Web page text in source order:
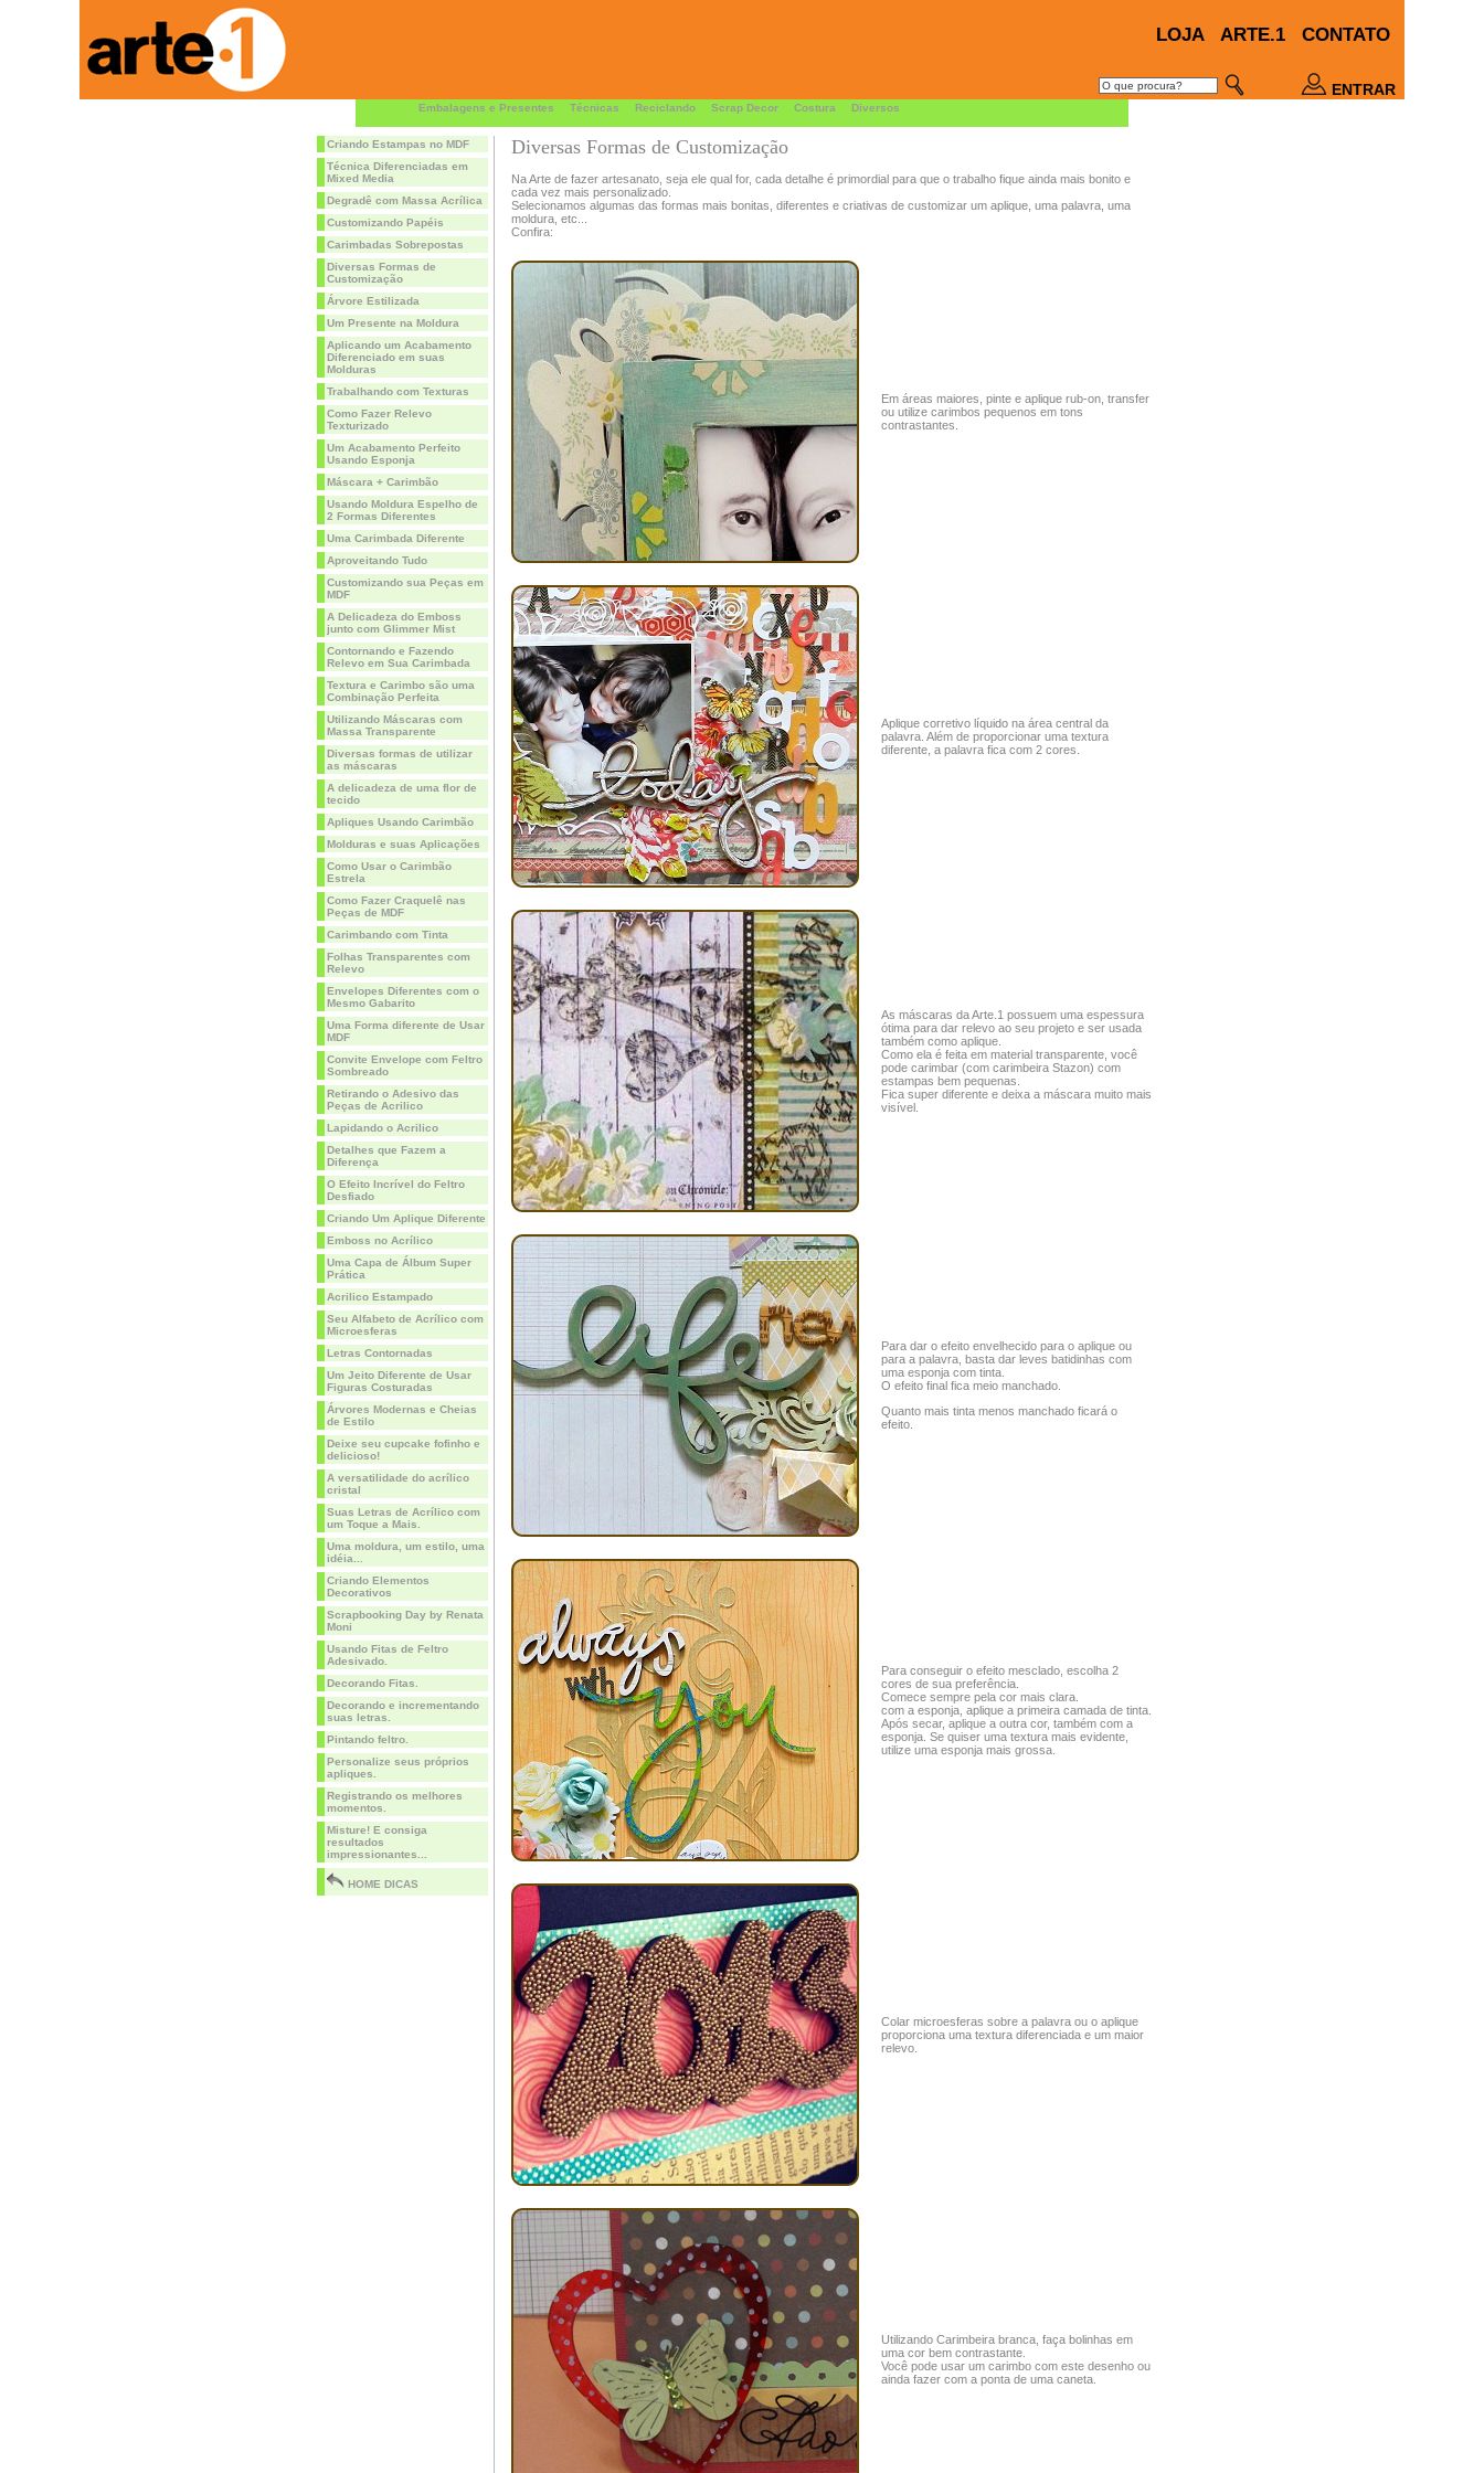
LOJA ARTE.1 CONTATO
ENTRAR
Embalagens e Presentes Técnicas Reciclando Scrap Decor Costura Diversos
Criando Estampas no MDF
Técnica Diferenciadas em
Mixed Media
Degradê com Massa Acrílica
Customizando Papéis
Carimbadas Sobrepostas
Diversas Formas de
Customização
Árvore Estilizada
Um Presente na Moldura
Aplicando um Acabamento
Diferenciado em suas
Molduras
Trabalhando com Texturas
Como Fazer Relevo
Texturizado
Um Acabamento Perfeito
Usando Esponja
Máscara + Carimbão
Usando Moldura Espelho de
2 Formas Diferentes
Uma Carimbada Diferente
Aproveitando Tudo
Customizando sua Peças em
MDF
A Delicadeza do Emboss
junto com Glimmer Mist
Contornando e Fazendo
Relevo em Sua Carimbada
Textura e Carimbo são uma
Combinação Perfeita
Utilizando Máscaras com
Massa Transparente
Diversas formas de utilizar
as máscaras
A delicadeza de uma flor de
tecido
Apliques Usando Carimbão
Molduras e suas Aplicações
Como Usar o Carimbão
Estrela
Como Fazer Craquelê nas
Peças de MDF
Carimbando com Tinta
Folhas Transparentes com
Relevo
Envelopes Diferentes com o
Mesmo Gabarito
Uma Forma diferente de Usar
MDF
Convite Envelope com Feltro
Sombreado
Retirando o Adesivo das
Peças de Acrilico
Lapidando o Acrilico
Detalhes que Fazem a
Diferença
O Efeito Incrível do Feltro
Desfiado
Criando Um Aplique Diferente
Emboss no Acrílico
Uma Capa de Álbum Super
Prática
Acrilico Estampado
Seu Alfabeto de Acrílico com
Microesferas
Letras Contornadas
Um Jeito Diferente de Usar
Figuras Costuradas
Árvores Modernas e Cheias
de Estilo
Deixe seu cupcake fofinho e
delicioso!
A versatilidade do acrílico
cristal
Suas Letras de Acrílico com
um Toque a Mais.
Uma moldura, um estilo, uma
idéia...
Criando Elementos
Decorativos
Scrapbooking Day by Renata
Moni
Usando Fitas de Feltro
Adesivado.
Decorando Fitas.
Decorando e incrementando
suas letras.
Pintando feltro.
Personalize seus próprios
apliques.
Registrando os melhores
momentos.
Misture! E consiga
resultados
impressionantes...
HOME DICAS
Diversas Formas de Customização
Na Arte de fazer artesanato, seja ele qual for, cada detalhe é primordial para que o trabalho fique ainda mais bonito e
cada vez mais personalizado.
Selecionamos algumas das formas mais bonitas, diferentes e criativas de customizar um aplique, uma palavra, uma
moldura, etc...
Confira:
Em áreas maiores, pinte e aplique rub-on, transfer
ou utilize carimbos pequenos em tons
contrastantes.
Aplique corretivo líquido na área central da
palavra. Além de proporcionar uma textura
diferente, a palavra fica com 2 cores.
As máscaras da Arte.1 possuem uma espessura
ótima para dar relevo ao seu projeto e ser usada
também como aplique.
Como ela é feita em material transparente, você
pode carimbar (com carimbeira Stazon) com
estampas bem pequenas.
Fica super diferente e deixa a máscara muito mais
visível.
Para dar o efeito envelhecido para o aplique ou
para a palavra, basta dar leves batidinhas com
uma esponja com tinta.
O efeito final fica meio manchado.
Quanto mais tinta menos manchado ficará o
efeito.
Para conseguir o efeito mesclado, escolha 2
cores de sua preferência.
Comece sempre pela cor mais clara.
com a esponja, aplique a primeira camada de tinta.
Após secar, aplique a outra cor, também com a
esponja. Se quiser uma textura mais evidente,
utilize uma esponja mais grossa.
Colar microesferas sobre a palavra ou o aplique
proporciona uma textura diferenciada e um maior
relevo.
Utilizando Carimbeira branca, faça bolinhas em
uma cor bem contrastante.
Você pode usar um carimbo com este desenho ou
ainda fazer com a ponta de uma caneta.